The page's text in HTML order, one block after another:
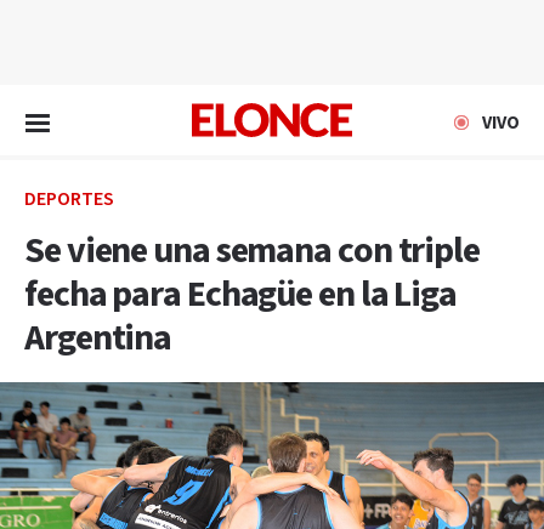
VIVO
DEPORTES
Se viene una semana con triple
fecha para Echagüe en la Liga
Argentina